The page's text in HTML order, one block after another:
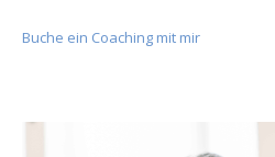
Buche ein Coaching mit mir